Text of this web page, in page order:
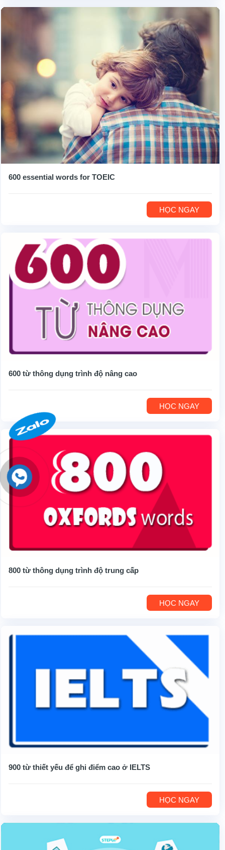
600 essential words for TOEIC
HỌC NGAY
600 từ thông dụng trình độ nâng cao
HỌC NGAY
800 từ thông dụng trình độ trung cấp
HỌC NGAY
900 từ thiết yếu để ghi điểm cao ở IELTS
HỌC NGAY